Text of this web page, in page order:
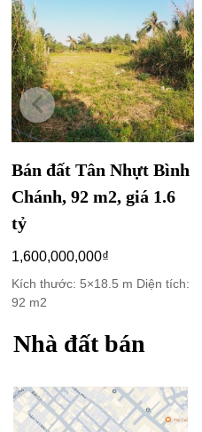
Bán đất Tân Nhựt Bình
Chánh, 92 m2, giá 1.6
tỷ
1,600,000,000₫
Kích thước: 5×18.5 m Diện tích:
92 m2
Nhà đất bán